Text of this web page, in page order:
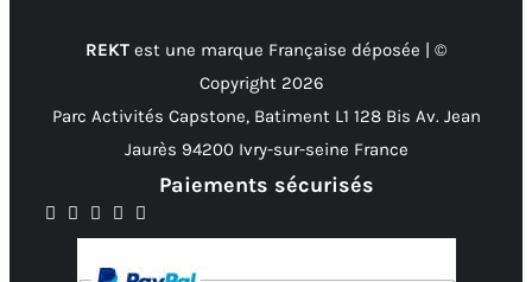
REKT est une marque Française déposée | ©
Copyright 2026
Parc Activités Capstone, Batiment L1 128 Bis Av. Jean
Jaurès 94200 Ivry-sur-seine France
Paiements sécurisés